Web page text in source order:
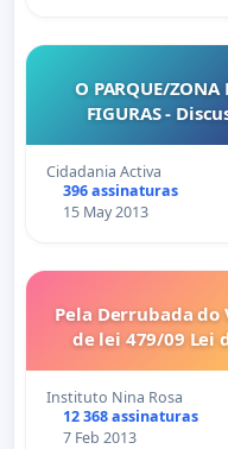
O PARQUE/ZONA
FIGURAS -
Cidadania Activa
396 assinaturas
15 May 2013
Pela Derrubada
de lei 479/09 Lei
Instituto Nina Rosa
12 368 assinaturas
7 Feb 2013